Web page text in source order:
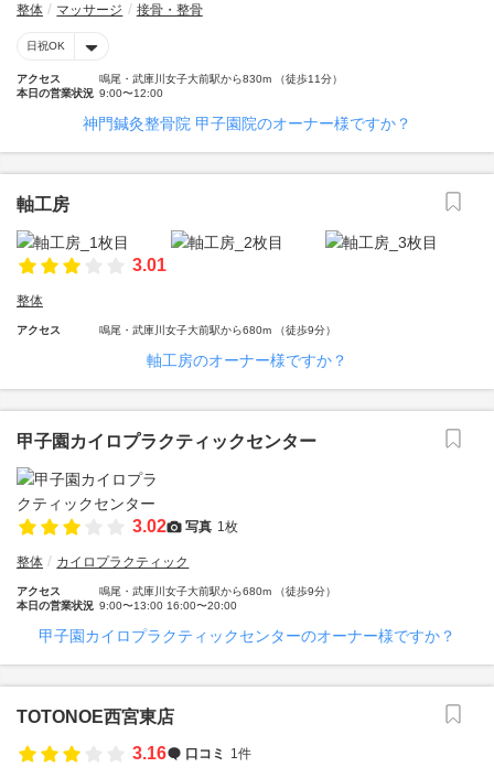
整体 マッサージ 接骨・整骨
日祝OK
アクセス
鳴尾・武庫川女子大前駅から830m （徒歩11分）
本日の営業状況 9:00〜12:00
神門鍼灸整骨院 甲子園院のオーナー様ですか？
軸工房
3.01
整体
アクセス 鳴尾・武庫川女子大前駅から680m （徒歩9分）
軸工房のオーナー様ですか？
甲子園カイロプラクティックセンター
3.02 写真 1枚
整体 カイロプラクティック
アクセス
鳴尾・武庫川女子大前駅から680m （徒歩9分）
本日の営業状況 9:00〜13:00 16:00〜20:00
甲子園カイロプラクティックセンターのオーナー様ですか？
TOTONOE西宮東店
3.16
口コミ 1件